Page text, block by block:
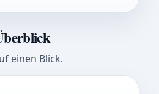
einen Blick.